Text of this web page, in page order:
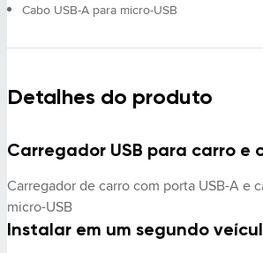
Cabo USB-A para micro-USB
Detalhes do produto
Carregador USB para carro e
Carregador de carro com porta USB-A e
micro-USB
Instalar em um segundo